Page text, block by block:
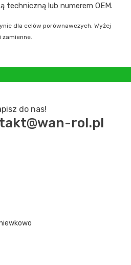
techniczną lub numerem OEM.
dla celów porównawczych. Wyżej
do nas!
rol.pl